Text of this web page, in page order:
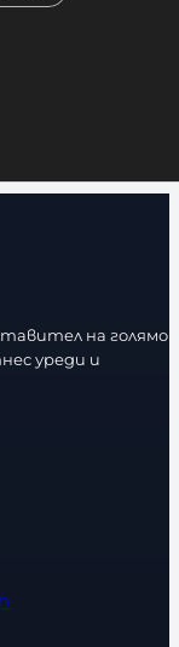
на голямо
уреди и